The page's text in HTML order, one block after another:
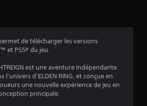
4
de télécharger les versions
et PS5® du jeu.
est une aventure indépendante
l’univers d’ELDEN RING, et conçue en
une nouvelle expérience de jeu en
principale.